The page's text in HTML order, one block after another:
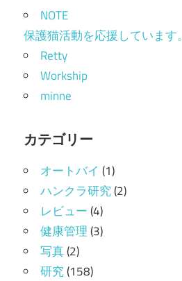
NOTE
保護猫活動を応援しています。
Retty
Workship
minne
カテゴリー
オートバイ (1)
ハンクラ研究(2)
レビュー(4)
健康管理(3)
写真(2)
研究(158)